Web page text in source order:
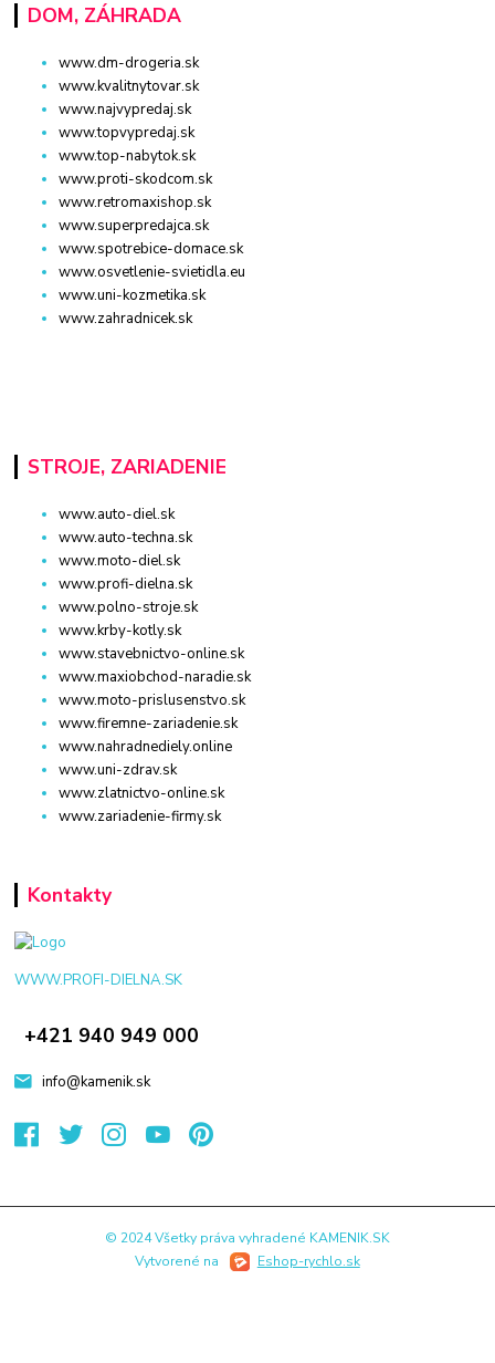
DOM, ZÁHRADA
www.dm-drogeria.sk
www.kvalitnytovar.sk
www.najvypredaj.sk
www.topvypredaj.sk
www.top-nabytok.sk
www.proti-skodcom.sk
www.retromaxishop.sk
www.superpredajca.sk
www.spotrebice-domace.sk
www.osvetlenie-svietidla.eu
www.uni-kozmetika.sk
www.zahradnicek.sk
STROJE, ZARIADENIE
www.auto-diel.sk
www.auto-techna.sk
www.moto-diel.sk
www.profi-dielna.sk
www.polno-stroje.sk
www.krby-kotly.sk
www.stavebnictvo-online.sk
www.maxiobchod-naradie.sk
www.moto-prislusenstvo.sk
www.firemne-zariadenie.sk
www.nahradnediely.online
www.uni-zdrav.sk
www.zlatnictvo-online.sk
www.zariadenie-firmy.sk
Kontakty
WWW.PROFI-DIELNA.SK
+421 940 949 000
info@kamenik.sk
© 2024 Všetky práva vyhradené KAMENIK.SK
Vytvorené na
Eshop-rychlo.sk